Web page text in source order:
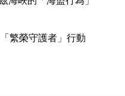
繁榮守護者」行動